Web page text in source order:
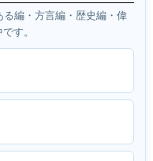
編・方言編・歴史編・偉
す。